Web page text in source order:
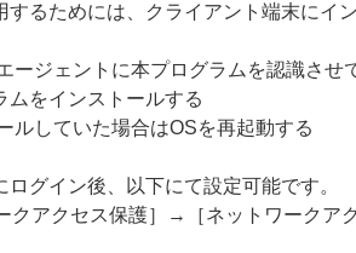
るためには、クライアント端末にイ
ジェントに本プログラムを認識させ
ムをインストールする
ルしていた場合はOSを再起動する
グイン後、以下にて設定可能です。
クアクセス保護］→［ネットワーク